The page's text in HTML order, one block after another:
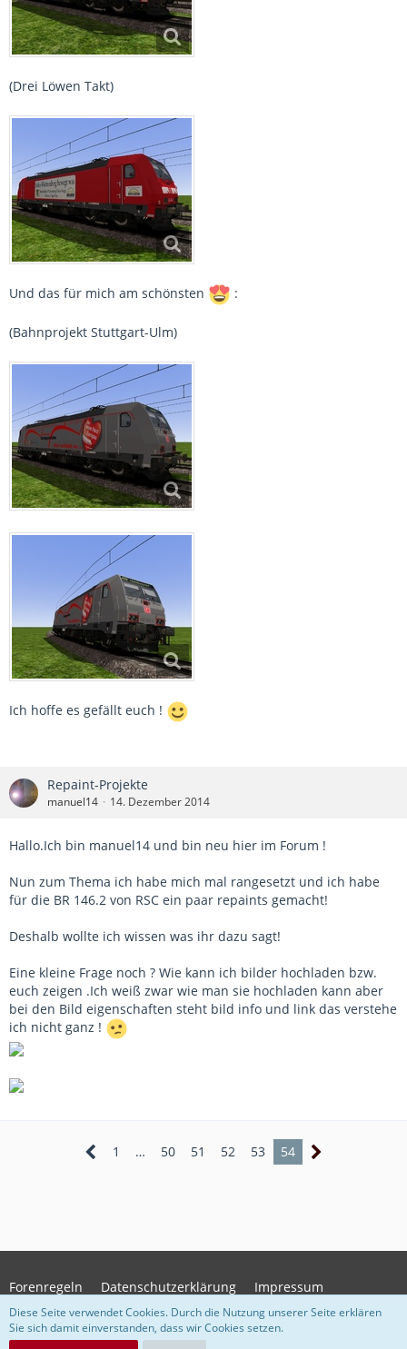
(Drei Löwen Takt)
Und das für mich am schönsten :
(Bahnprojekt Stuttgart-Ulm)
Ich hoffe es gefällt euch !
Repaint-Projekte
manuel14 14. Dezember 2014
Hallo.Ich bin manuel14 und bin neu hier im Forum !
Nun zum Thema ich habe mich mal rangesetzt und ich habe
für die BR 146.2 von RSC ein paar repaints gemacht!
Deshalb wollte ich wissen was ihr dazu sagt!
Eine kleine Frage noch ? Wie kann ich bilder hochladen bzw.
euch zeigen .Ich weiß zwar wie man sie hochladen kann aber
bei den Bild eigenschaften steht bild info und link das verstehe
ich nicht ganz !
1 … 50 51 52 53 54
Forenregeln Datenschutzerklärung Impressum
Diese Seite verwendet Cookies. Durch die Nutzung unserer Seite erklären
Sie sich damit einverstanden, dass wir Cookies setzen.